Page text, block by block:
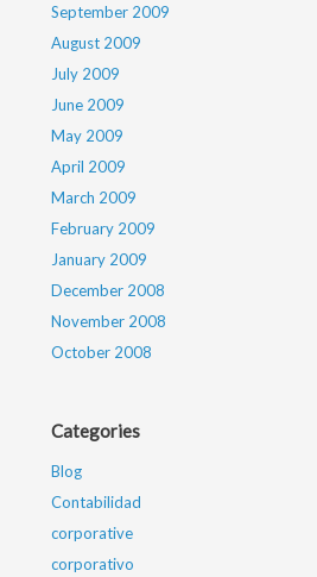
September 2009
August 2009
July 2009
June 2009
May 2009
April 2009
March 2009
February 2009
January 2009
December 2008
November 2008
October 2008
Categories
Blog
Contabilidad
corporative
corporativo